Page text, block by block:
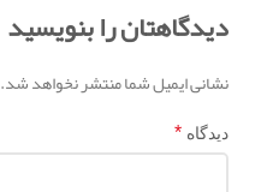
دیدگاهتان را بنویسید
نشانی ایمیل شما منتشر نخواهد شد.
دیدگاه *